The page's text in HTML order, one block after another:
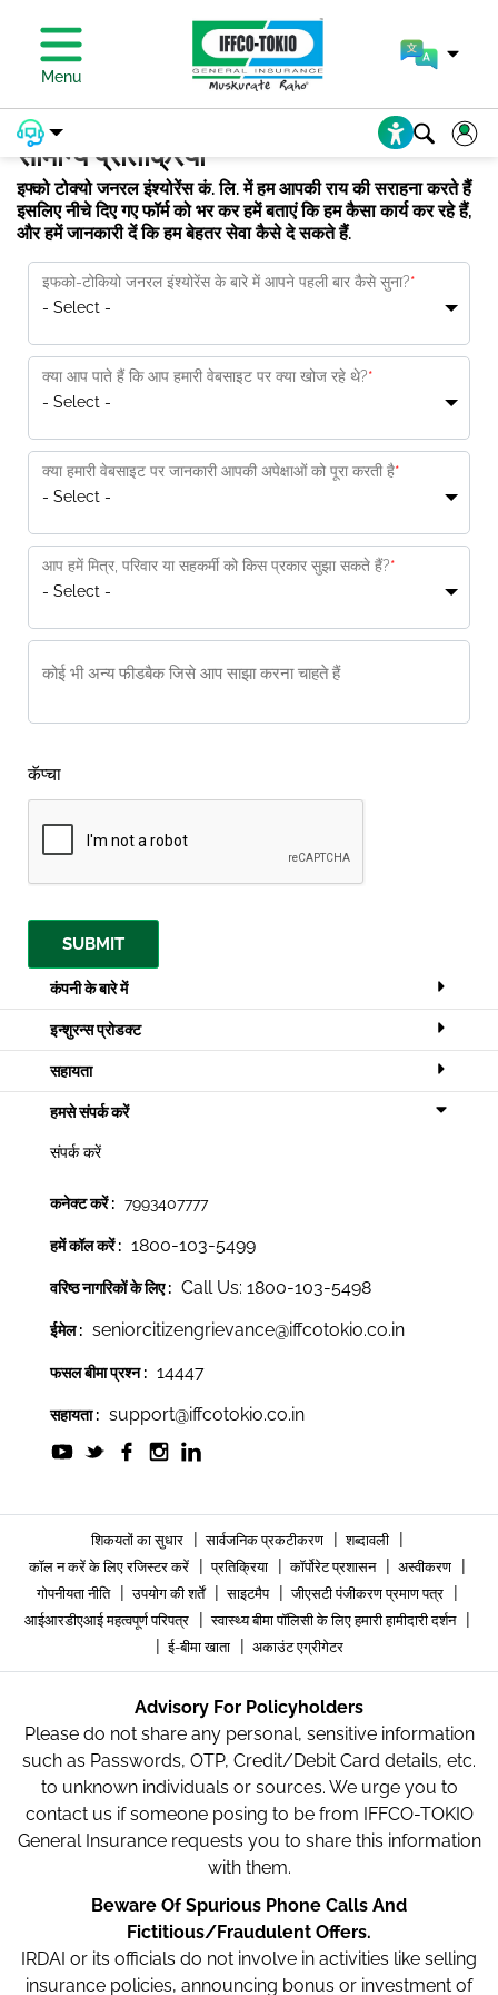
Menu
सामान्य प्रतिक्रिया
इफ्को टोक्यो जनरल इंश्योरेंस कं. लि. में हम आपकी राय की सराहना करते हैं
इसलिए नीचे दिए गए फॉर्म को भर कर हमें बताएं कि हम कैसा कार्य कर रहे हैं,
और हमें जानकारी दें कि हम बेहतर सेवा कैसे दे सकते हैं.
- Select -
इफको-टोकियो जनरल इंश्योरेंस के बारे में आपने पहली बार कैसे सुना?*
- Select -
क्या आप पाते हैं कि आप हमारी वेबसाइट पर क्या खोज रहे थे?*
- Select -
क्या हमारी वेबसाइट पर जानकारी आपकी अपेक्षाओं को पूरा करती है*
- Select -
आप हमें मित्र, परिवार या सहकर्मी को किस प्रकार सुझा सकते हैं?*
कोई भी अन्य फीडबैक जिसे आप साझा करना चाहते हैं
कॅप्चा
SUBMIT
कंपनी के बारे में
इन्शुरन्स प्रोडक्ट
सहायता
हमसे संपर्क करें
संपर्क करें
कनेक्ट करें : 7993407777
हमें कॉल करें : 1800-103-5499
वरिष्ठ नागरिकों के लिए : Call Us: 1800-103-5498
ईमेल : seniorcitizengrievance@iffcotokio.co.in
फसल बीमा प्रश्न : 14447
सहायता : support@iffcotokio.co.in
शिकयतों का सुधार | सार्वजनिक प्रकटीकरण | शब्दावली |
कॉल न करें के लिए रजिस्टर करें | प्रतिक्रिया | कॉर्पोरेट प्रशासन | अस्वीकरण |
गोपनीयता नीति | उपयोग की शर्तें | साइटमैप | जीएसटी पंजीकरण प्रमाण पत्र |
आईआरडीएआई महत्वपूर्ण परिपत्र | स्वास्थ्य बीमा पॉलिसी के लिए हमारी हामीदारी दर्शन |
| ई-बीमा खाता | अकाउंट एग्रीगेटर
Advisory For Policyholders
Please do not share any personal, sensitive information
such as Passwords, OTP, Credit/Debit Card details, etc.
to unknown individuals or sources. We urge you to
contact us if someone posing to be from IFFCO-TOKIO
General Insurance requests you to share this information
with them.
Beware Of Spurious Phone Calls And
Fictitious/Fraudulent Offers.
IRDAI or its officials do not involve in activities like selling
insurance policies, announcing bonus or investment of